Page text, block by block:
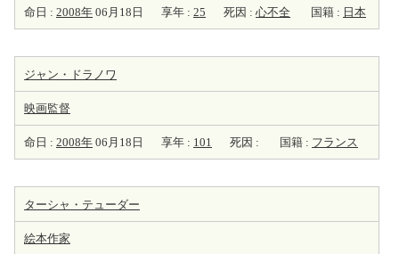
命日 : 2008年 06月18日 享年 : 25 死因 : 心不全 国籍 : 日本
ジャン・ドラノワ
映画監督
命日 : 2008年 06月18日 享年 : 101 死因 : 国籍 : フランス
ターシャ・テューダー
絵本作家